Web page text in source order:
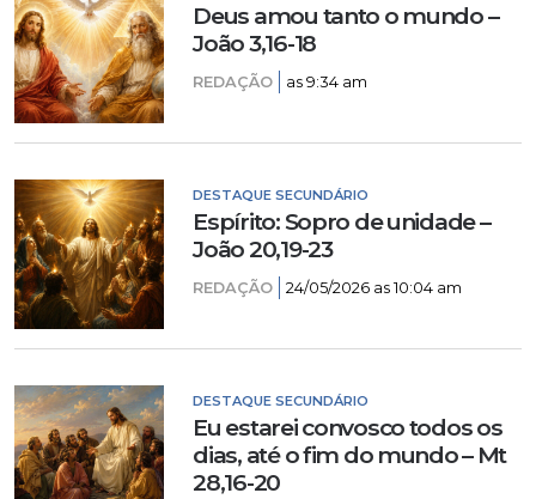
Deus amou tanto o mundo –
João 3,16-18
REDAÇÃO as 9:34 am
DESTAQUE SECUNDÁRIO
Espírito: Sopro de unidade –
João 20,19-23
REDAÇÃO 24/05/2026 as 10:04 am
DESTAQUE SECUNDÁRIO
Eu estarei convosco todos os
dias, até o fim do mundo – Mt
28,16-20